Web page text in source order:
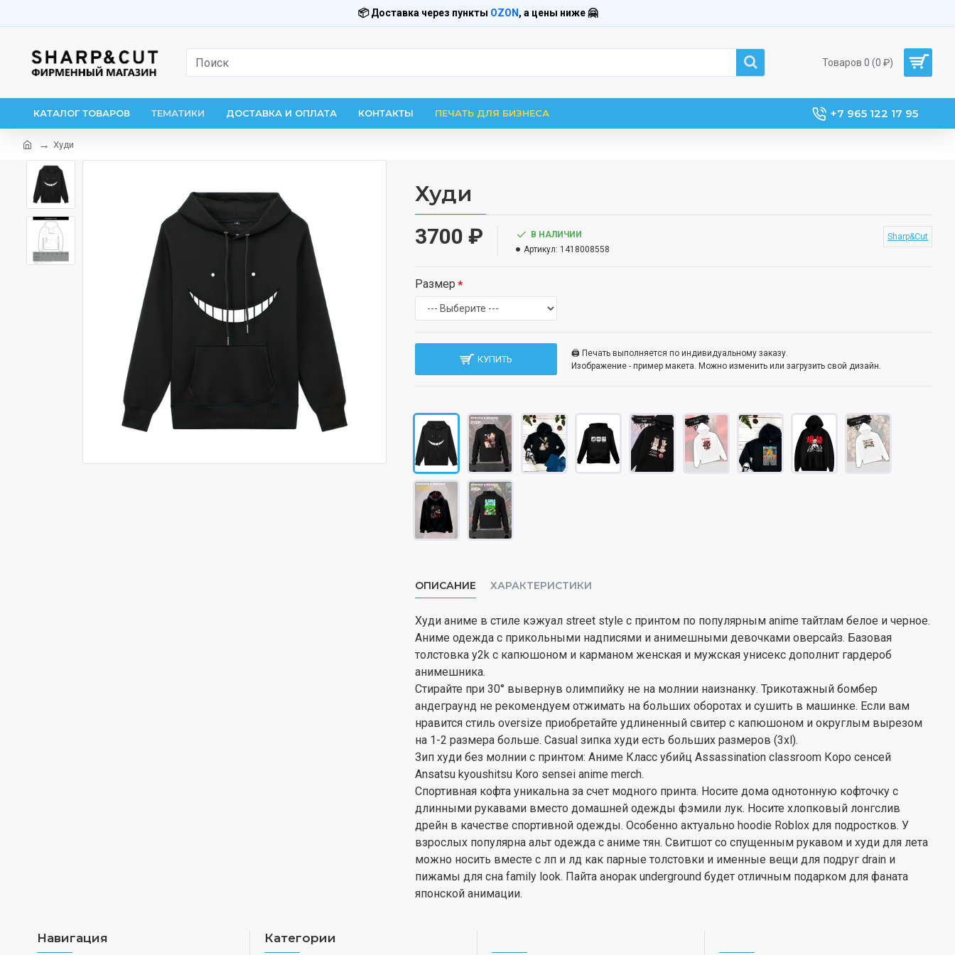
📦 Доставка через пункты OZON , а цены ниже 🤗
Товаров 0 (0 ₽)
КАТАЛОГ ТОВАРОВ ТЕМАТИКИ ДОСТАВКА И ОПЛАТА КОНТАКТЫ ПЕЧАТЬ ДЛЯ БИЗНЕСА +7 965 122 17 95
Худи
Худи
3700 ₽
В НАЛИЧИИ
Артикул: 1418008558
Sharp&Cut
Размер
КУПИТЬ
🖨️ Печать выполняется по индивидуальному заказу.
Изображение - пример макета. Можно изменить или загрузить свой дизайн.
ОПИСАНИЕ ХАРАКТЕРИСТИКИ
Худи аниме в стиле кэжуал street style с принтом по популярным anime тайтлам белое и черное.
Аниме одежда с прикольными надписями и анимешными девочками оверсайз. Базовая
толстовка y2k с капюшоном и карманом женская и мужская унисекс дополнит гардероб
анимешника.
Стирайте при 30° вывернув олимпийку не на молнии наизнанку. Трикотажный бомбер
андеграунд не рекомендуем отжимать на больших оборотах и сушить в машинке. Если вам
нравится стиль oversize приобретайте удлиненный свитер с капюшоном и округлым вырезом
на 1-2 размера больше. Casual зипка худи есть больших размеров (3xl).
Зип худи без молнии с принтом: Аниме Класс убийц Assassination classroom Коро сенсей
Ansatsu kyoushitsu Koro sensei anime merch.
Спортивная кофта уникальна за счет модного принта. Носите дома однотонную кофточку с
длинными рукавами вместо домашней одежды фэмили лук. Носите хлопковый лонгслив
дрейн в качестве спортивной одежды. Особенно актуально hoodie Roblox для подростков. У
взрослых популярна альт одежда с аниме тян. Свитшот со спущенным рукавом и худи для лета
можно носить вместе с лп и лд как парные толстовки и именные вещи для подруг drain и
пижамы для сна family look. Пайта анорак underground будет отличным подарком для фаната
японской анимации.
Навигация Категории